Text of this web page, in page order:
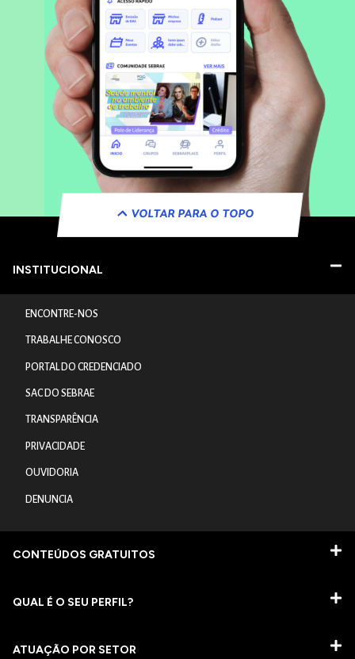
VOLTAR PARA O TOPO
INSTITUCIONAL
ENCONTRE-NOS
TRABALHE CONOSCO
PORTAL DO CREDENCIADO
SAC DO SEBRAE
TRANSPARÊNCIA
PRIVACIDADE
OUVIDORIA
DENUNCIA
CONTEÚDOS GRATUITOS
QUAL É O SEU PERFIL?
ATUAÇÃO POR SETOR